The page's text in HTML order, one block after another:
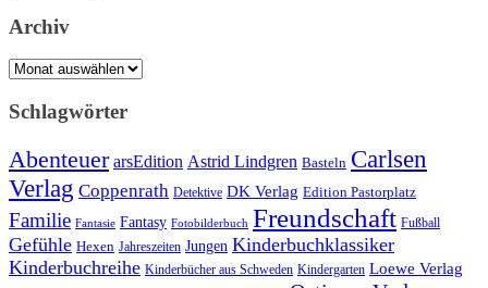
Archiv
Archiv
Schlagwörter
Abenteuer arsEdition Astrid Lindgren Basteln Carlsen
Verlag Coppenrath Detektive DK Verlag Edition Pastorplatz
Familie Fantasie Fantasy Fotobilderbuch Freundschaft Fußball
Gefühle Hexen Jahreszeiten Jungen Kinderbuchklassiker
Kinderbuchreihe Kinderbücher aus Schweden Kindergarten Loewe Verlag